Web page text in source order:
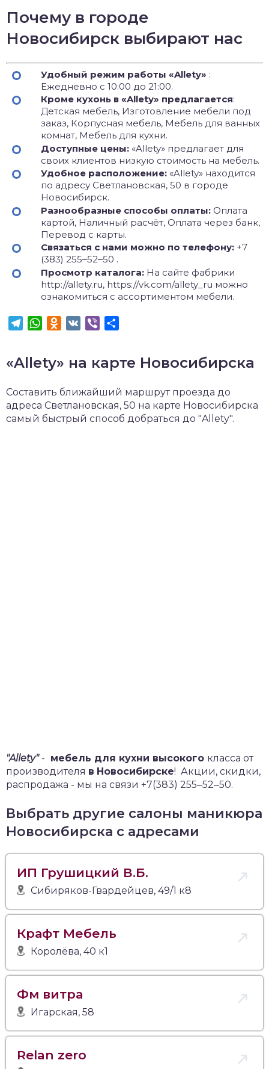
Почему в городе
Новосибирск выбирают нас
Удобный режим работы «Allety» :
Ежедневно с 10:00 до 21:00.
Кроме кухонь в «Allety» предлагается:
Детская мебель, Изготовление мебели под
заказ, Корпусная мебель, Мебель для ванных
комнат, Мебель для кухни.
Доступные цены: «Allety» предлагает для
своих клиентов низкую стоимость на мебель.
Удобное расположение: «Allety» находится
по адресу Светлановская, 50 в городе
Новосибирск.
Разнообразные способы оплаты: Оплата
картой, Наличный расчёт, Оплата через банк,
Перевод с карты.
Связаться с нами можно по телефону: +7
(383) 255‒52‒50 .
Просмотр каталога: На сайте фабрики
http://allety.ru, https://vk.com/allety_ru можно
ознакомиться с ассортиментом мебели.
TelegramWhatsApp
Odnoklassniki
VK Viber
«Allety» на карте Новосибирска
Составить ближайший маршрут проезда до
адреса Светлановская, 50 на карте Новосибирска
самый быстрый способ добраться до "Allety".
"Allety"- мебель для кухни высокого класса от
производителя в Новосибирске! Акции, скидки,
распродажа - мы на связи +7(383) 255‒52‒50.
Выбрать другие салоны маникюра
Новосибирска с адресами
ИП Грушицкий В.Б.
Сибиряков-Гвардейцев, 49/1 к8
Крафт Мебель
Королёва, 40 к1
Фм витра
Игарская, 58
Relan zero